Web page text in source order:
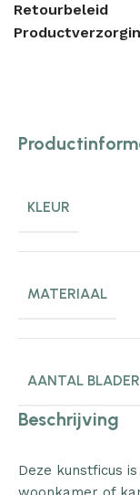
Retourbeleid
KLEUR
MATERIAAL
AANTAL
Beschrijving
Deze kunstficus